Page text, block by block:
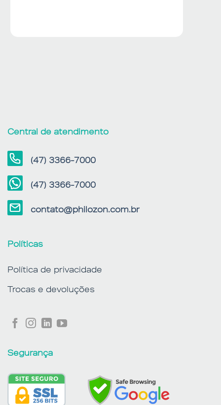
Central de atendimento
(47) 3366-7000
(47) 3366-7000
contato@philozon.com.br
Políticas
Política de privacidade
Trocas e devoluções
Segurança